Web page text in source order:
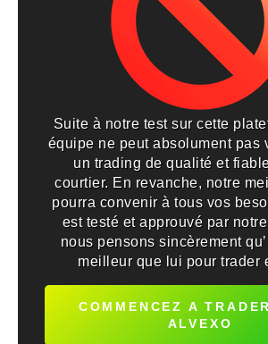
Suite à notre test sur cette
équipe ne peut absolument pas
un trading de qualité et
courtier. En revanche, notre
pourra convenir à tous vos
est testé et approuvé par
nous pensons sincèrement
meilleur que lui pour trader
COMMENCEZ A
ALVEXO